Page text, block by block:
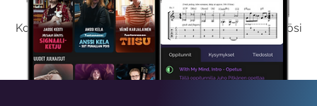
Kokeilemalla ilmaiseksi saat koko sisältömme käyttöösi
viikon ajaksi.